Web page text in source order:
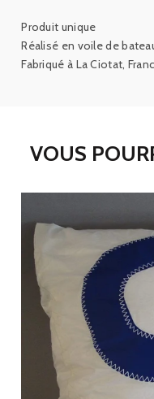
Produit unique
Réalisé en voile de
Fabriqué à La Ciotat,
VOUS